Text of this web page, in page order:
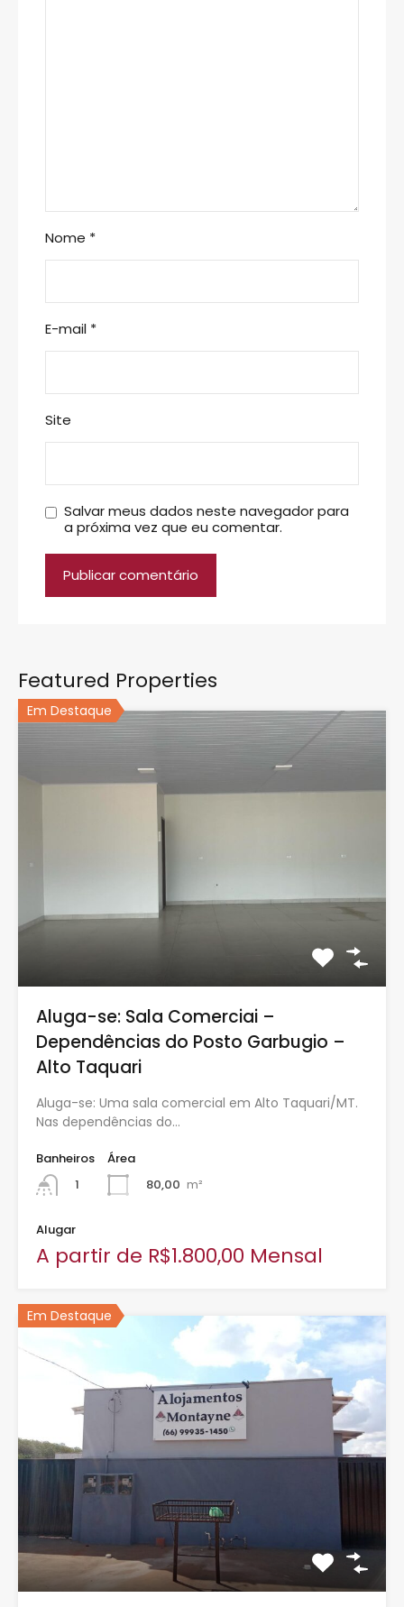
Nome *
E-mail *
Site
Salvar meus dados neste navegador para
a próxima vez que eu comentar.
Featured Properties
Em Destaque
Aluga-se: Sala Comerciai –
Dependências do Posto Garbugio –
Alto Taquari
Aluga-se: Uma sala comercial em Alto Taquari/MT.
Nas dependências do…
Banheiros
1
Área
80,00 m²
Alugar
A partir de R$1.800,00 Mensal
Em Destaque